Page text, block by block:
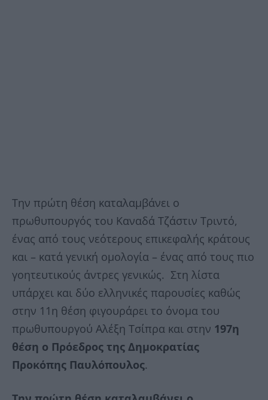
Την πρώτη θέση καταλαμβάνει ο
πρωθυπουργός του Καναδά Τζάστιν Τριντό,
ένας από τους νεότερους επικεφαλής κράτους
και – κατά γενική ομολογία – ένας από τους πιο
γοητευτικούς άντρες γενικώς. Στη λίστα
υπάρχει και δύο ελληνικές παρουσίες καθώς
στην 11η θέση φιγουράρει το όνομα του
πρωθυπουργού Αλέξη Τσίπρα και στην 197η
θέση ο Πρόεδρος της Δημοκρατίας
Προκόπης Παυλόπουλος.